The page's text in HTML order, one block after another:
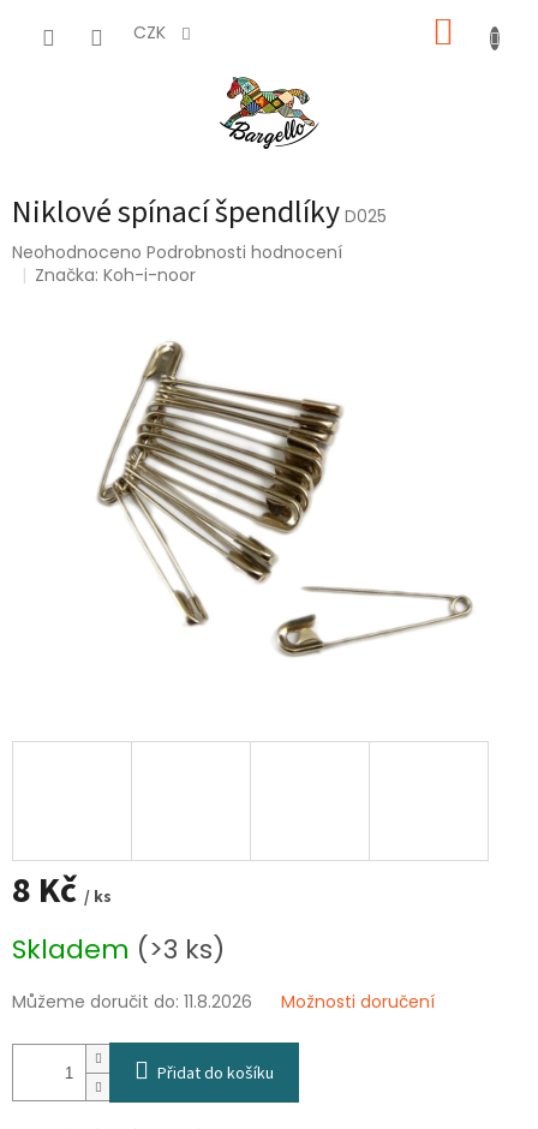
CZK
Niklové spínací špendlíky D025
Průměrné
hodnocení
Neohodnoceno Podrobnosti hodnocení
Značka:Koh-i-noor
8 Kč / ks
cena:
Skladem (>3 ks)
Můžeme doručit do: 11.8.2026 Možnosti doručení
Přidat do košíku